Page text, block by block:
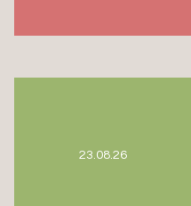
23.08.26